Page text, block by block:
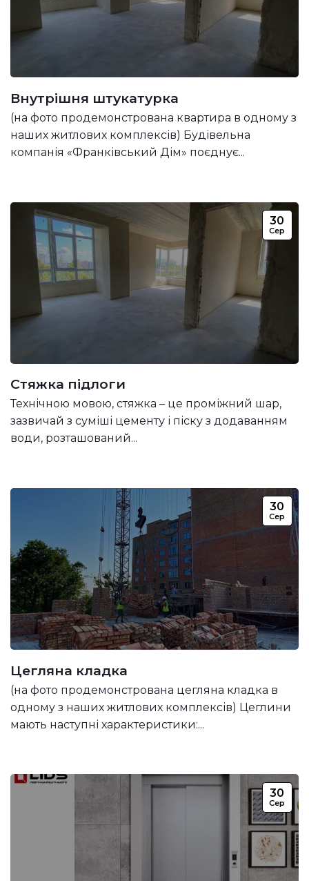
Внутрішня штукатурка
(на фото продемонстрована квартира в одному з
наших житлових комплексів) Будівельна
компанія «Франківський Дім» поєднує...
Стяжка підлоги
Технічною мовою, стяжка – це проміжний шар,
зазвичай з суміші цементу і піску з додаванням
води, розташований...
30
Сер
Цегляна кладка
(на фото продемонстрована цегляна кладка в
одному з наших житлових комплексів) Цеглини
мають наступні характеристики:...
30
Сер
30
Сер